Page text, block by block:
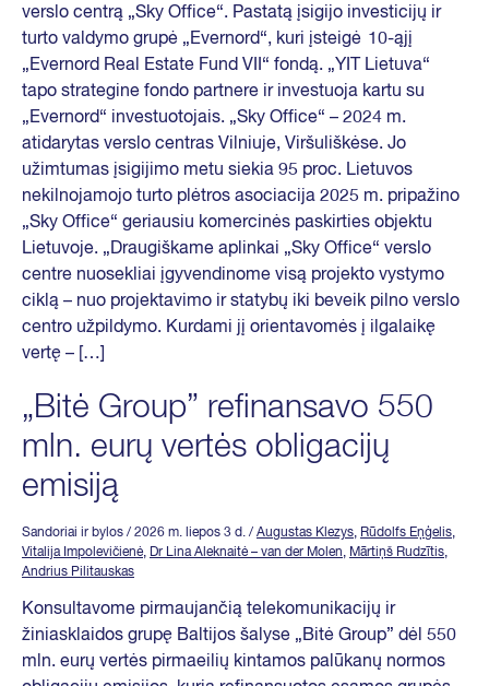
verslo centrą „Sky Office“. Pastatą įsigijo investicijų ir
turto valdymo grupė „Evernord“, kuri įsteigė 10-ąjį
„Evernord Real Estate Fund VII“ fondą. „YIT Lietuva“
tapo strategine fondo partnere ir investuoja kartu su
„Evernord“ investuotojais. „Sky Office“ – 2024 m.
atidarytas verslo centras Vilniuje, Viršuliškėse. Jo
užimtumas įsigijimo metu siekia 95 proc. Lietuvos
nekilnojamojo turto plėtros asociacija 2025 m. pripažino
„Sky Office“ geriausiu komercinės paskirties objektu
Lietuvoje. „Draugiškame aplinkai „Sky Office“ verslo
centre nuosekliai įgyvendinome visą projekto vystymo
ciklą – nuo projektavimo ir statybų iki beveik pilno verslo
centro užpildymo. Kurdami jį orientavomės į ilgalaikę
vertę – […]
„Bitė Group” refinansavo 550
mln. eurų vertės obligacijų
emisiją
Sandoriai ir bylos / 2026 m. liepos 3 d. / Augustas Klezys, Rūdolfs Eņģelis,
Vitalija Impolevičienė, Dr Lina Aleknaitė – van der Molen, Mārtiņš Rudzītis,
Andrius Pilitauskas
Konsultavome pirmaujančią telekomunikacijų ir
žiniasklaidos grupę Baltijos šalyse „Bitė Group” dėl 550
mln. eurų vertės pirmaeilių kintamos palūkanų normos